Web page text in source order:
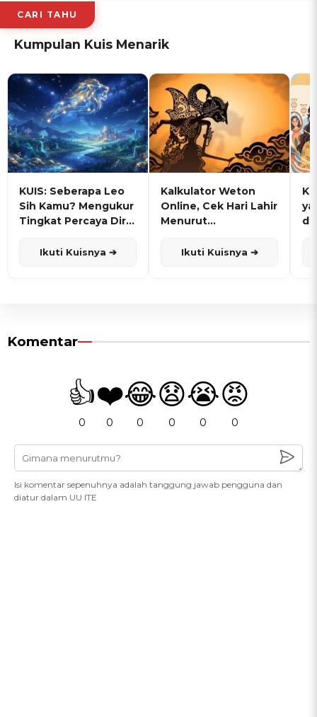
CARI TAHU
Kumpulan Kuis Menarik
KUIS: Seberapa Leo
Sih Kamu? Mengukur
Tingkat Percaya Diri
Ikuti Kuisnya ➔
Kalkulator Weton
Online, Cek Hari Lahir
Menurut
Ikuti Kuisnya ➔
Komentar
👍
0
❤️
0
😂
0
😧
0
😭
0
😡
0
Isi komentar sepenuhnya adalah tanggung jawab pengguna dan
diatur dalam UU ITE